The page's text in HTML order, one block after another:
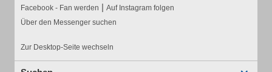
Facebook - Fan werden | Auf Instagram folgen
Über den Messenger suchen
Zur Desktop-Seite wechseln